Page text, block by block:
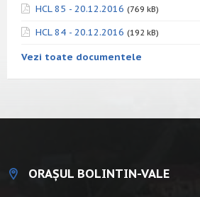
HCL 85 - 20.12.2016 (769 kB)
HCL 84 - 20.12.2016 (192 kB)
Vezi toate documentele
ORAȘUL BOLINTIN-VALE